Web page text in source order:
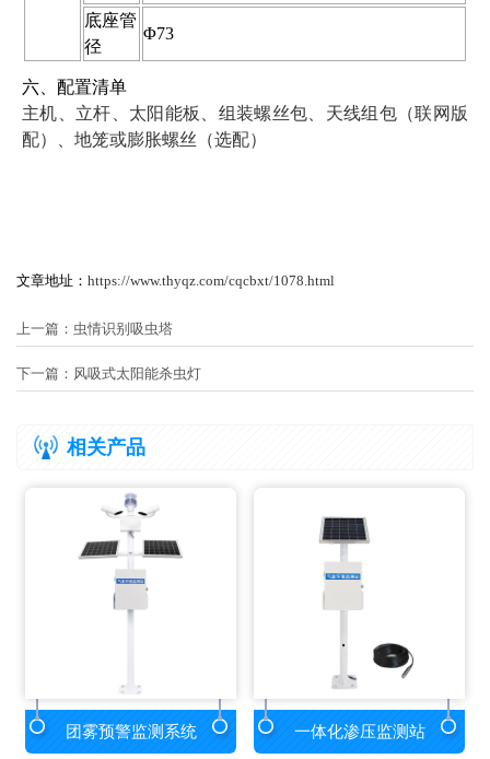
底座管
径
Φ73
六、配置清单
主机、立杆、太阳能板、组装螺丝包、天线组包（联网版
配）、地笼或膨胀螺丝（选配）
文章地址： https://www.thyqz.com/cqcbxt/1078.html
上一篇： 虫情识别吸虫塔
下一篇： 风吸式太阳能杀虫灯
相关产品
团雾预警监测系统 一体化渗压监测站